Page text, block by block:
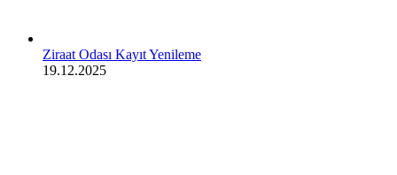
Ziraat Odası Kayıt Yenileme
19.12.2025